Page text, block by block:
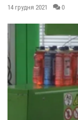
14 грудня 2021 0